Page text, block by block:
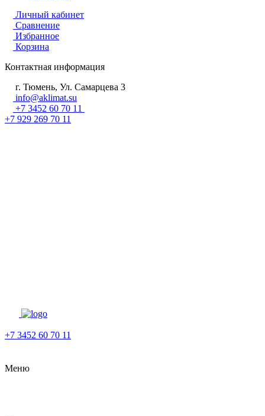
Личный кабинет
Сравнение
Избранное
Корзина
Контактная информация
г. Тюмень, Ул. Самарцева 3
info@aklimat.su
+7 3452 60 70 11
+7 929 269 70 11
+7 3452 60 70 11
Меню